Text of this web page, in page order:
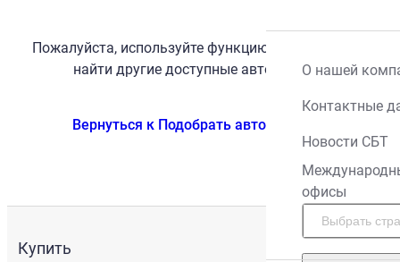
О нашей
Контактные
Новости СБТ
офисы
Пожалуйста, используйте функцию поиска, чтобы
найти другие доступные автомобили.
Вернуться к Подобрать автомобиль
Купить